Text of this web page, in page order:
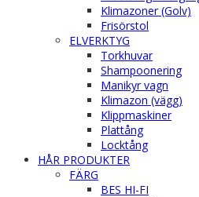
Klimazoner (Golv)
Frisörstol
ELVERKTYG
Torkhuvar
Shampoonering
Manikyr vagn
Klimazon (vägg)
Klippmaskiner
Plattång
Locktång
HÅR PRODUKTER
FÄRG
BES HI-FI